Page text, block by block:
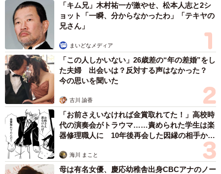
話』があるから手を加えにくいけど、もみじ饅頭も揚げる
とうまいしな」
「私は悪い京都府民だから教えてあげるね。京都人八ツ橋
食べない」
「私はなんちゃって京都人だから教えてあげるね。井筒八
ッ橋本舗の工場併設の店舗で売っている八ツ橋の切り落と
しばかり食べている」
など、数々の驚きの声や情報提供が寄せられた今回の投
稿。
読者のみなさんも生八ツ橋を入手した際は、ぜひ焼いて召
し上がっていただきたい。
「キム兄」木村祐一が激やせ、松本人志と2シ
ョット「一瞬、分からなかったわ」「テキヤの
兄さん」
まいどなメディア
「この人しかいない」26歳差の“年の差婚”をし
た夫婦 出会いは？反対する声はなかった？
今の思いを聞いた
古川 諭香
「お前さえいなければ金賞取れてた！」高校時
代の演奏会がトラウマ……責められた学生は楽
器修理職人に 10年後再会した因縁の相手から
海川 まこと
母は有名女優、慶応幼稚舎出身CBCアナのノー